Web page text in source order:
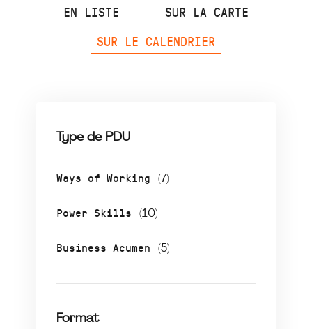
EN LISTE
SUR LA CARTE
SUR LE CALENDRIER
Type de PDU
Ways of Working (7)
Power Skills (10)
Business Acumen (5)
Format